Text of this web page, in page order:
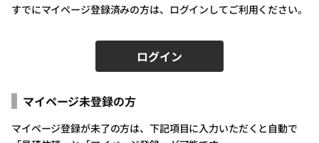
すでにマイページ登録済みの方は、ログインしてご利用ください。
ログイン
マイページ未登録の方
マイページ登録が未了の方は、下記項目に入力いただくと自動で